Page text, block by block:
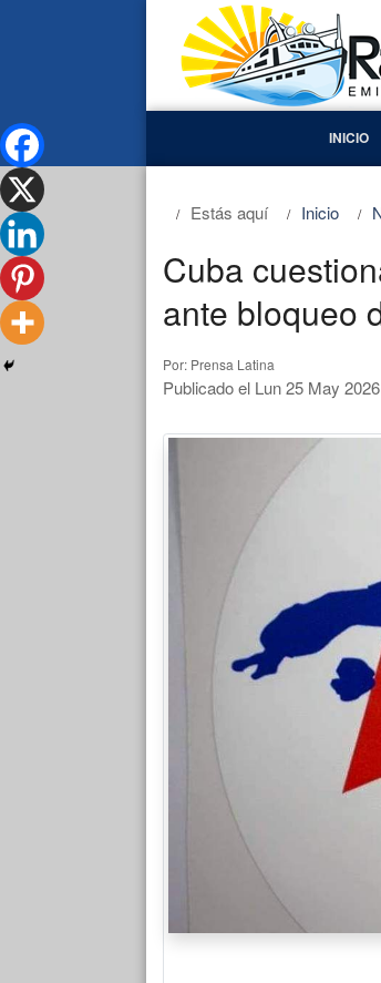
INICIO
Estás aquí Inicio
Cuba
ante bloqueo
Por: Prensa Latina
Publicado el Lun 25 May 2026